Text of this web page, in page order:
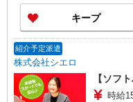
い・週払
+゜・。○
キープ
紹介予定派遣
株式会社シエロ
【ソフ
時給